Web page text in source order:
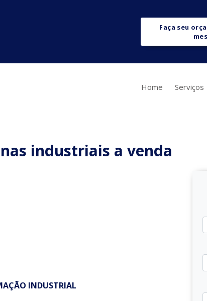
Faça seu
Home Serviços
industriais a venda
INDUSTRIAL